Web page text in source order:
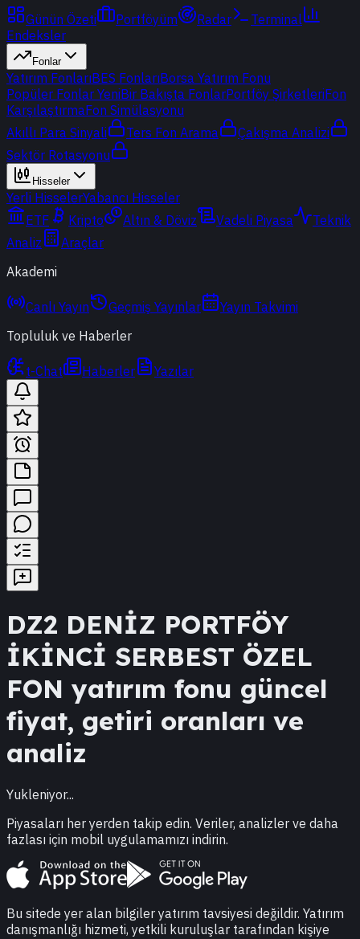
Günün Özeti Portföyüm Radar
Terminal
Endeksler
Fonlar
Yatırım FonlarıBES FonlarıBorsa Yatırım Fonu
Popüler Fonlar YeniBir Bakışta FonlarPortföy ŞirketleriFon
KarşılaştırmaFon Simülasyonu
Akıllı Para Sinyali
Ters Fon Arama
Çakışma Analizi
Sektör Rotasyonu
Hisseler
Yerli HisselerYabancı Hisseler
ETF
Kripto Altın & Döviz Vadeli Piyasa
Teknik
Analiz
Araçlar
Akademi
Canlı Yayın Geçmiş Yayınlar
Yayın Takvimi
Topluluk ve Haberler
t-Chat Haberler Yazılar
DZ2 DENİZ PORTFÖY
İKİNCİ SERBEST ÖZEL
FON yatırım fonu güncel
fiyat, getiri oranları ve
analiz
Yukleniyor...
Piyasaları her yerden takip edin. Veriler, analizler ve daha
fazlası için mobil uygulamamızı indirin.
Bu sitede yer alan bilgiler yatırım tavsiyesi değildir. Yatırım
danışmanlığı hizmeti, yetkili kuruluşlar tarafından kişiye